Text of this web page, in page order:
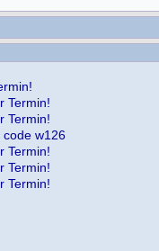
Termin!
Termin!
w126
Termin!
Termin!
Termin!